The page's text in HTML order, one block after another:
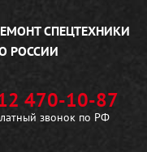
СПЕЦТЕХНИКИ
РОССИИ
470-10-87
звонок по РФ